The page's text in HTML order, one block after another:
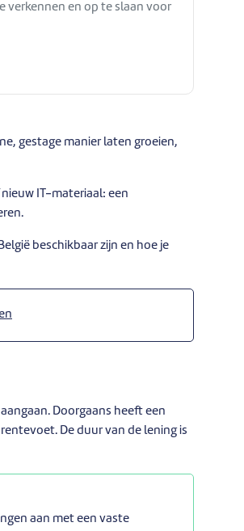
verkennen en op te slaan voor
gestage manier laten groeien,
IT-materiaal: een
beschikbaar zijn en hoe je
Doorgaans heeft een
De duur van de lening is
aan met een vaste